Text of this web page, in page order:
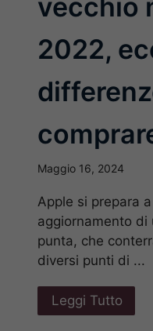
vecchio
2022,
Maggio 16, 2024
Apple si prepara
aggiornamento
punta, che
diversi punti di ...
Leggi Tutto